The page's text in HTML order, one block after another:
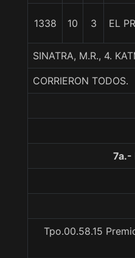
1338 10 3 EL
SINATRA, M.R., 4.
CORRIERON TODOS.
7a.-
Tpo.00.58.15